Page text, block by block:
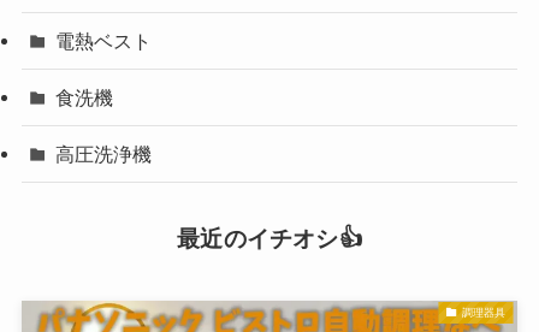
電熱ベスト
食洗機
高圧洗浄機
最近のイチオシ👍
調理器具